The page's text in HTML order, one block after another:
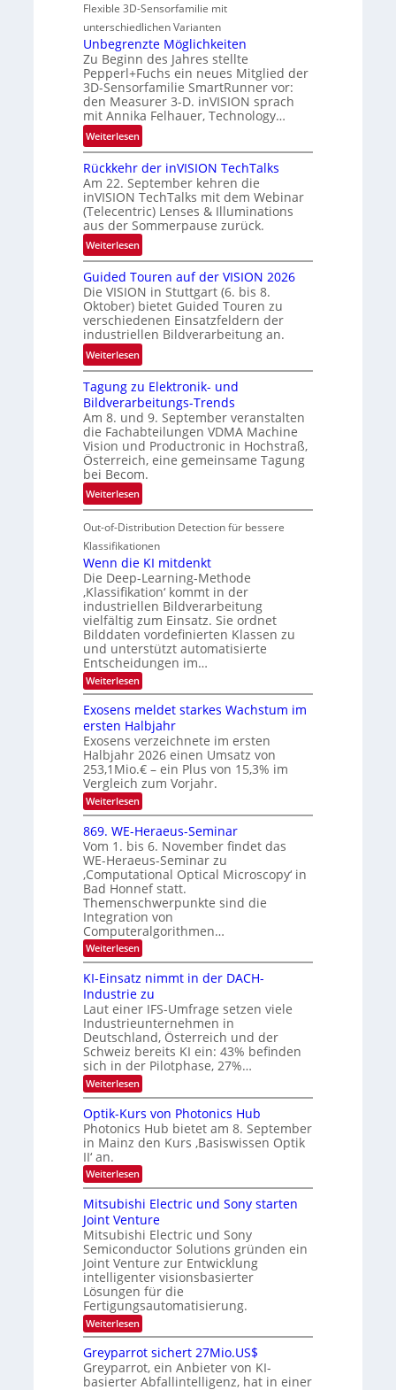
r
i
e
s
-
B
-
R
u
d
e
e
g
i
o
n
t
r
a
l
N
e
w
s
‘
Flexible 3D-Sensorfamilie mit
unterschiedlichen Varianten
Unbegrenzte Möglichkeiten
Zu Beginn des Jahres stellte
Pepperl+Fuchs ein neues Mitglied der
3D-Sensorfamilie SmartRunner vor:
den Measurer 3-D. inVISION sprach
mit Annika Felhauer, Technology…
Weiterlesen:
U
n
b
e
g
r
e
z
t
e
M
ö
g
l
i
c
h
k
e
i
t
e
Rückkehr der inVISION TechTalks
Am 22. September kehren die
inVISION TechTalks mit dem Webinar
(Telecentric) Lenses & Illuminations
aus der Sommerpause zurück.
Weiterlesen:
R
ü
c
k
k
e
h
d
e
r
i
n
V
I
S
I
O
N
T
e
c
h
T
a
l
k
s
Guided Touren auf der VISION 2026
Die VISION in Stuttgart (6. bis 8.
Oktober) bietet Guided Touren zu
verschiedenen Einsatzfeldern der
industriellen Bildverarbeitung an.
Weiterlesen:
G
u
i
d
e
d
T
o
u
r
a
u
d
e
r
V
I
S
I
O
N
2
0
2
6
Tagung zu Elektronik- und
Bildverarbeitungs-Trends
Am 8. und 9. September veranstalten
die Fachabteilungen VDMA Machine
Vision und Productronic in Hochstraß,
Österreich, eine gemeinsame Tagung
bei Becom.
Weiterlesen:
T
a
g
u
n
g
z
u
E
l
e
k
t
r
o
n
i
k
-
u
n
d
B
i
l
d
v
e
r
a
r
b
e
i
t
u
n
g
s
-
T
r
e
n
d
s
Out-of-Distribution Detection für bessere
Klassifikationen
Wenn die KI mitdenkt
Die Deep-Learning-Methode
‚Klassifikation‘ kommt in der
industriellen Bildverarbeitung
vielfältig zum Einsatz. Sie ordnet
Bilddaten vordefinierten Klassen zu
und unterstützt automatisierte
Entscheidungen im…
Weiterlesen:
W
n
n
d
i
e
K
I
m
i
t
d
e
n
k
t
Exosens meldet starkes Wachstum im
ersten Halbjahr
Exosens verzeichnete im ersten
Halbjahr 2026 einen Umsatz von
253,1Mio.€ – ein Plus von 15,3% im
Vergleich zum Vorjahr.
Weiterlesen:
E
x
o
s
e
n
s
m
e
l
d
e
t
s
t
a
r
k
e
s
W
a
c
h
s
t
u
m
m
e
r
s
t
e
n
H
a
l
b
j
a
h
869. WE-Heraeus-Seminar
Vom 1. bis 6. November findet das
WE-Heraeus-Seminar zu
‚Computational Optical Microscopy‘ in
Bad Honnef statt.
Themenschwerpunkte sind die
Integration von
Computeralgorithmen…
Weiterlesen:
8
9
.
W
E
-
H
e
r
a
e
u
s
-
S
m
i
a
r
KI-Einsatz nimmt in der DACH-
Industrie zu
Laut einer IFS-Umfrage setzen viele
Industrieunternehmen in
Deutschland, Österreich und der
Schweiz bereits KI ein: 43% befinden
sich in der Pilotphase, 27%…
Weiterlesen:
K
-
E
i
s
a
z
n
i
m
m
t
i
n
d
e
r
A
C
H
Optik-Kurs von Photonics Hub
Photonics Hub bietet am 8. September
in Mainz den Kurs ‚Basiswissen Optik
II‘ an.
Weiterlesen:
O
p
t
i
k
-
K
u
r
s
v
o
n
P
h
o
t
Mitsubishi Electric und Sony starten
Joint Venture
Mitsubishi Electric und Sony
Semiconductor Solutions gründen ein
Joint Venture zur Entwicklung
intelligenter visionsbasierter
Lösungen für die
Fertigungsautomatisierung.
Weiterlesen:
M
t
s
u
Greyparrot sichert 27Mio.US$
Greyparrot, ein Anbieter von KI-
basierter Abfallintelligenz, hat in einer